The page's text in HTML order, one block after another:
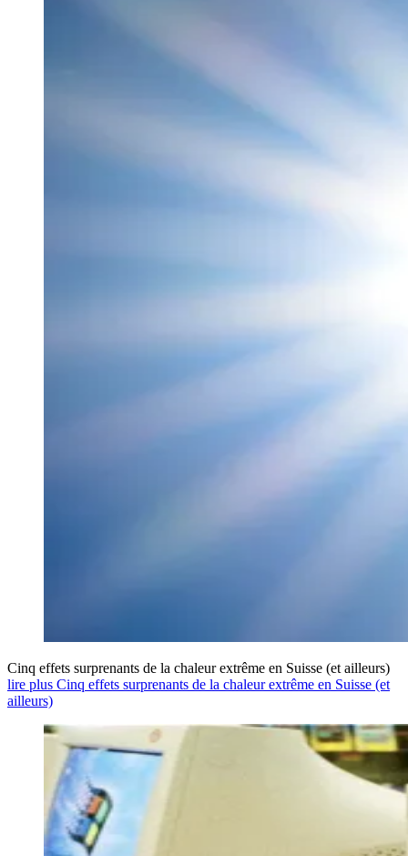
Cinq effets surprenants de la chaleur extrême en Suisse (et ailleurs)
lire plus Cinq effets surprenants de la chaleur extrême en Suisse (et
ailleurs)